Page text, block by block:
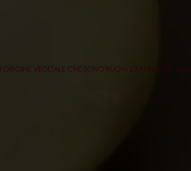
ORIGINE VEGETALE CHE SONO BUONI E FANNO DEL BENE